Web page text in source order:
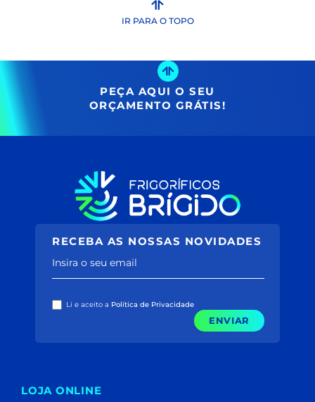
IR PARA O TOPO
PEÇA AQUI O SEU
ORÇAMENTO GRÁTIS!
RECEBA AS NOSSAS NOVIDADES
Insira o seu email
Li e aceito a Política de Privacidade
ENVIAR
LOJA ONLINE